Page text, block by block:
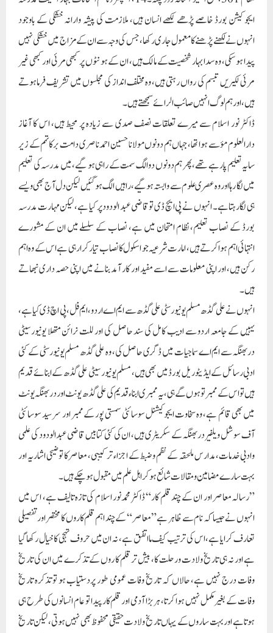
ایجوکیشن بورڈ خاصے پڑھے لکھے انسان ہیں، ملازمت کی پیشہ وارانہ خشکی کے باوجود
انہوں نے لکھنے پڑھنے کا معمول جاری رکھا، جس کی وجہ سے ان کے مزاج میں خشکی نہیں
پیدا ہو سکی، وہ سدا بہار شخصیت کے مالک ہیں، ان کے ہونٹوں پر کبھی مرئی اور کبھی غیر
مرئی لکیریں تبسم کی رواں رہتی ہیں، وہ مختلف انداز کی مجلسوں میں تشریف فرماہوتے
ہیں، اور ہم لوگ انہیں صائب الرائے سمجھتے ہیں۔
ڈاکٹر نور اسلام سے میرے تعلقات نصف صدی سے زیادہ پر محیط ہیں، اس کا آغاز
دارالعلوم مؤ سے ہوا تھا،جہاں ہم دونوں مولانا حسین احمد ناصری دامت برکاتہم کے زیر
سایہ تعلیم پا رہے تھے، پھر ہم دونوں دو الگ سمت کے راہی ہو گیے، میں مدرسہ کی تعلیم
میں لگا رہا اور وہ عصری علوم سے وابستہ ہو گیے، راہیں الگ ہو گئیں لیکن دل آج بھی ویسے
ہی لگا رہتاہے۔ انہوں نے پی ایچ ڈی تو قاضی عبد الودود پر کیا ہے، لیکن مہارت مدرسہ
بورڈ کے نصاب تعلیم، نظام امتحان میں ہے، نصاب کے سلسلے میں ان کے مشورے
انتہائی اہم ہوا کرتے ہیں، امارت شرعیہ جو اسکول کا نصاب تیار کر ارہی ہے اس کے وہ اہم
رکن ہیں، اور اپنی معلومات سے اسے مفید اور کار آمد بنانے میں اپنی حصہ داری نبھاتے
ہیں۔
انہوں نے علی گڈھ مسلم یونیورسٹی علی گڈھ سے ایم اے اردو، ایم فل، پی اچ ڈی کیاہے،
یہیں کے جامعہ اردو سے ادیب کامل کی سند حاصل کی اور للت نرائن متھلا یونیورسیٹی
دربھنگہ سے ایم اے سماجیات میں ڈگری حاصل کی، وہ علی گڈھ مسلم یونیورسٹی کے کئی
ادبی رسائل کے ایڈیٹوریل بورڈ میں بھی ہیں، مسلم یونیورسیٹی علی گڈھ کے ابنائے قدیم
ہیں تو اس کے ممبر تو ہوں گے ہی، یہ ممبری ابناء قدیم کی علی گڈھ یونٹ اور دربھنگہ یونٹ
میں بھی قائم ہے، وہ سخاوت ایجوکیشنل سوسائٹی سمستی پور کے ممبر اور سر سید سوسائٹی
آف سوشل ویلفیر دربھنگہ کے سکریٹری ہیں، ان کی کئی کتابیں قاضی عبد الودود کی علمی
وادبی خدمات،مدارس ملحقہ کے نظم وضبط کے اجزاء ترکیبی، معاصر کا توضیحی اشاریہ اور
بہت سارے مضامین ومقالات شائع ہو کر اہل علم میں مقبول ہو چکے ہیں۔
”رسالہ معاصر اور ان کے چند قلم کار“ ڈاکٹر محمدنور اسلام کی تازہ تالیف ہے، اس میں
انہوں نے جیسا کہ نام سے ظاہر ہے ”معاصر“ کے چند اہم قلم کاروں کا مختصر اور تفصیلی
تعارف کرایا ہے، اس کی ترتیب کیف ماا تفق ہے، نہ ان میں حروف تہجی کا خیال رکھا گیا
ہے اور نہ ہی تاریخ ولادت ورحلت کا، بیش تر قلم کا روں کے تذکرے میں ان کی تاریخ
وفات درج نہیں ہے، حالاں کہ تاریخ وفات عمومی طور پردستیاب ہو تو تذکرہ تاریخ
وفات کے بغیر مکمل نہیں ہوا کرتا، ہر بڑا آدمی اور قلم کار پیدا تو عام انسانوں کی طرح ہی
ہوتا ہے اور بہت ساروں کے یہاں تاریخ ولادت حقیقی محفوظ بھی نہیں ہوتی، لیکن تاریخ